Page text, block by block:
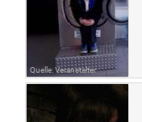
Quelle: Veranstalter